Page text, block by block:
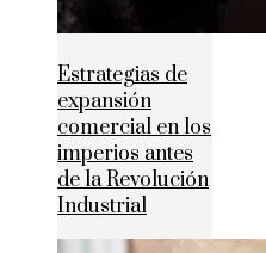
Estrategias de
expansión
comercial en los
imperios antes
de la Revolución
Industrial